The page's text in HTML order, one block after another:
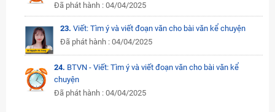
Đã phát hành : 04/04/2025
23. Viết: Tìm ý và viết đoạn văn cho bài văn kể chuyện
Đã phát hành : 04/04/2025
24. BTVN - Viết: Tìm ý và viết đoạn văn cho bài văn kể
chuyện
Đã phát hành : 04/04/2025